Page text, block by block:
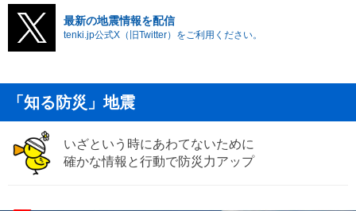
最新の地震情報を配信
tenki.jp公式X（旧Twitter）をご利用ください。
「知る防災」地震
いざという時にあわてないために
確かな情報と行動で防災力アップ